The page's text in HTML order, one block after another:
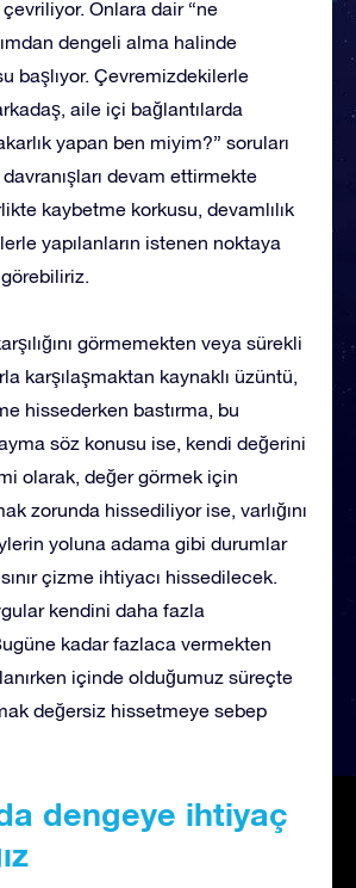
çevriliyor. Onlara dair “ne
dengeli alma halinde
başlıyor. Çevremizdekilerle
aile içi bağlantılarda
yapan ben miyim?” soruları
devam ettirmekte
kaybetme korkusu, devamlılık
yapılanların istenen noktaya
görebiliriz.
görmemekten veya sürekli
karşılaşmaktan kaynaklı üzüntü,
hissederken bastırma, bu
söz konusu ise, kendi değerini
olarak, değer görmek için
zorunda hissediliyor ise, varlığını
yoluna adama gibi durumlar
çizme ihtiyacı hissedilecek.
kendini daha fazla
kadar fazlaca vermekten
içinde olduğumuz süreçte
değersiz hissetmeye sebep
dengeye ihtiyaç